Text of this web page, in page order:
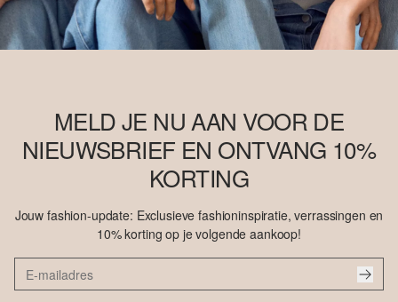
MELD JE NU AAN VOOR DE
NIEUWSBRIEF EN ONTVANG 10%
KORTING
Jouw fashion-update: Exclusieve fashioninspiratie, verrassingen en
10% korting op je volgende aankoop!